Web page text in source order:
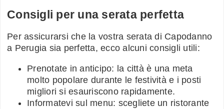
Consigli per una serata perfetta
Per assicurarsi che la vostra serata di Capodanno
a Perugia sia perfetta, ecco alcuni consigli utili:
Prenotate in anticipo: la città è una meta
molto popolare durante le festività e i posti
migliori si esauriscono rapidamente.
Informatevi sul menu: scegliete un ristorante